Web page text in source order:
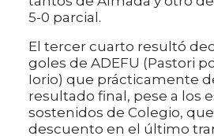
5-0 parcial.
El tercer cuarto resultó
goles de ADEFU (Pastori
Iorio) que prácticamente
resultado final, pese a los
sostenidos de Colegio,
descuento en el último